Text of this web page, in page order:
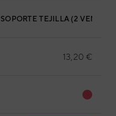
SOPORTE TEJILLA (2
13,20 €